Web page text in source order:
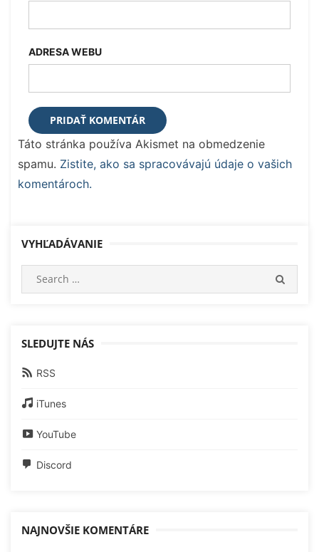
ADRESA WEBU
Táto stránka používa Akismet na obmedzenie
spamu. Zistite, ako sa spracovávajú údaje o vašich
komentároch.
VYHĽADÁVANIE
SLEDUJTE NÁS
RSS
iTunes
YouTube
Discord
NAJNOVŠIE KOMENTÁRE